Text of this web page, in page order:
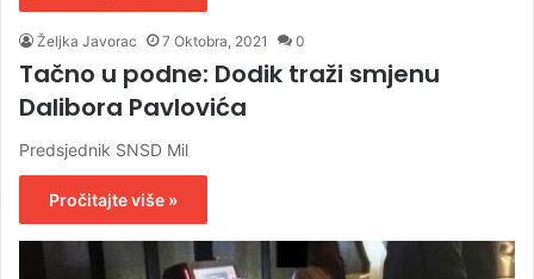
Željka Javorac 7 Oktobra, 2021 0
Tačno u podne: Dodik traži smjenu
Dalibora Pavlovića
Predsjednik SNSD Mil
Pročitajte više »